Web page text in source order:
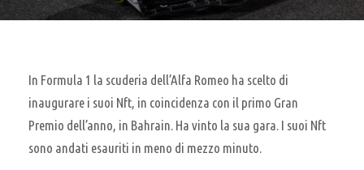
In Formula 1 la scuderia dell’Alfa Romeo ha scelto di
inaugurare i suoi Nft, in coincidenza con il primo Gran
Premio dell’anno, in Bahrain. Ha vinto la sua gara. I suoi Nft
sono andati esauriti in meno di mezzo minuto.